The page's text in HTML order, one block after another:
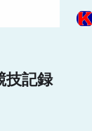
記録